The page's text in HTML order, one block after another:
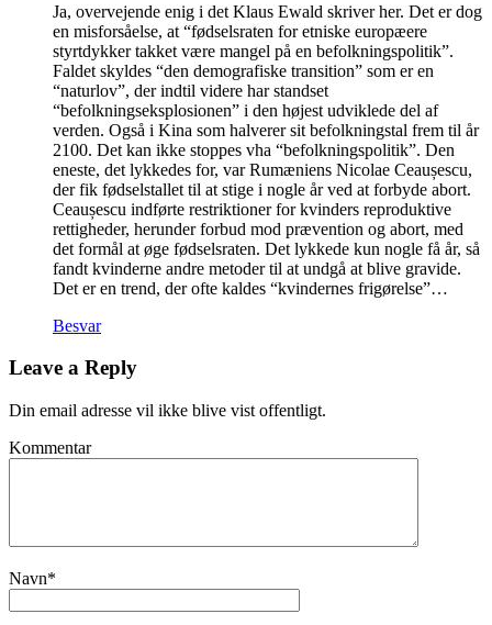
Ja, overvejende enig i det Klaus Ewald skriver her. Det er dog
en misforsåelse, at “fødselsraten for etniske europæere
styrtdykker takket være mangel på en befolkningspolitik”.
Faldet skyldes “den demografiske transition” som er en
“naturlov”, der indtil videre har standset
“befolkningseksplosionen” i den højest udviklede del af
verden. Også i Kina som halverer sit befolkningstal frem til år
2100. Det kan ikke stoppes vha “befolkningspolitik”. Den
eneste, det lykkedes for, var Rumæniens Nicolae Ceaușescu,
der fik fødselstallet til at stige i nogle år ved at forbyde abort.
Ceaușescu indførte restriktioner for kvinders reproduktive
rettigheder, herunder forbud mod prævention og abort, med
det formål at øge fødselsraten. Det lykkede kun nogle få år, så
fandt kvinderne andre metoder til at undgå at blive gravide.
Det er en trend, der ofte kaldes “kvindernes frigørelse”…
Besvar
Leave a Reply
Din email adresse vil ikke blive vist offentligt.
Kommentar
Navn*